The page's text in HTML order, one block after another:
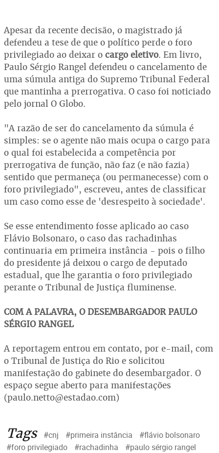
Apesar da recente decisão, o magistrado já
defendeu a tese de que o político perde o foro
privilegiado ao deixar o cargo eletivo. Em livro,
Paulo Sérgio Rangel defendeu o cancelamento de
uma súmula antiga do Supremo Tribunal Federal
que mantinha a prerrogativa. O caso foi noticiado
pelo jornal O Globo.
"A razão de ser do cancelamento da súmula é
simples: se o agente não mais ocupa o cargo para
o qual foi estabelecida a competência por
prerrogativa de função, não faz (e não fazia)
sentido que permaneça (ou permanecesse) com o
foro privilegiado", escreveu, antes de classificar
um caso como esse de 'desrespeito à sociedade'.
Se esse entendimento fosse aplicado ao caso
Flávio Bolsonaro, o caso das rachadinhas
continuaria em primeira instância - pois o filho
do presidente já deixou o cargo de deputado
estadual, que lhe garantia o foro privilegiado
perante o Tribunal de Justiça fluminense.
COM A PALAVRA, O DESEMBARGADOR PAULO
SÉRGIO RANGEL
A reportagem entrou em contato, por e-mail, com
o Tribunal de Justiça do Rio e solicitou
manifestação do gabinete do desembargador. O
espaço segue aberto para manifestações
(paulo.netto@estadao.com)
Tags #cnj #primeira instância
#flávio bolsonaro
#foro privilegiado
#rachadinha #paulo sérgio rangel